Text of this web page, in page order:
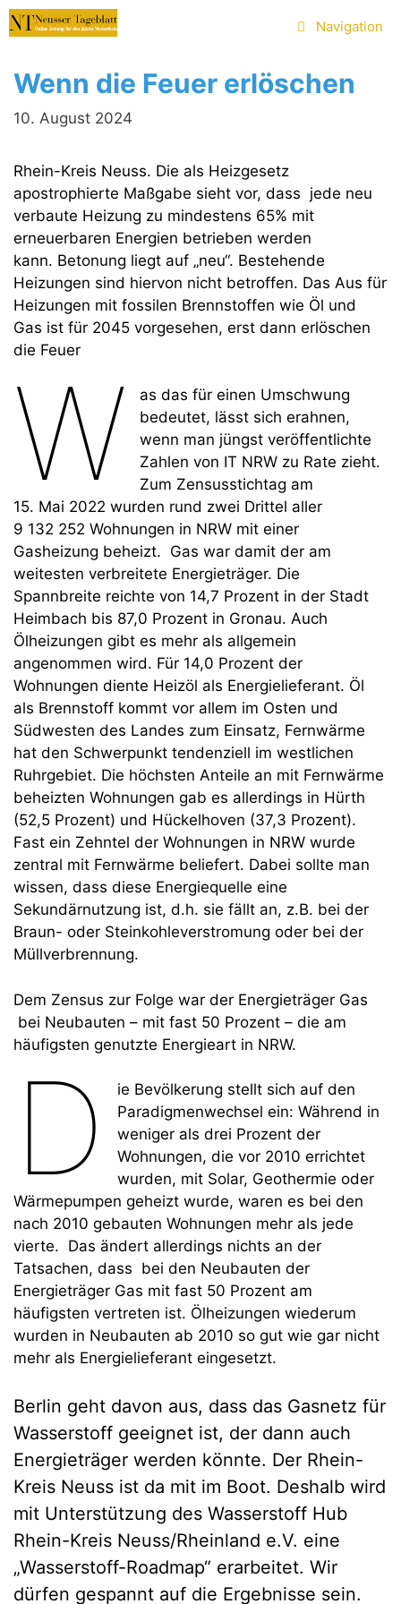
Zum
Inhalt
Navigation
Wenn die Feuer erlöschen
10. August 2024
Rhein-Kreis Neuss. Die als Heizgesetz
apostrophierte Maßgabe sieht vor, dass jede neu
verbaute Heizung zu mindestens 65% mit
erneuerbaren Energien betrieben werden
kann. Betonung liegt auf „neu“. Bestehende
Heizungen sind hiervon nicht betroffen. Das Aus für
Heizungen mit fossilen Brennstoffen wie Öl und
Gas ist für 2045 vorgesehen, erst dann erlöschen
die Feuer
W
as das für einen Umschwung
bedeutet, lässt sich erahnen,
wenn man jüngst veröffentlichte
Zahlen von IT NRW zu Rate zieht.
Zum Zensusstichtag am
15. Mai 2022 wurden rund zwei Drittel aller
9 132 252 Wohnungen in NRW mit einer
Gasheizung beheizt. Gas war damit der am
weitesten verbreitete Energieträger. Die
Spannbreite reichte von 14,7 Prozent in der Stadt
Heimbach bis 87,0 Prozent in Gronau. Auch
Ölheizungen gibt es mehr als allgemein
angenommen wird. Für 14,0 Prozent der
Wohnungen diente Heizöl als Energielieferant. Öl
als Brennstoff kommt vor allem im Osten und
Südwesten des Landes zum Einsatz, Fernwärme
hat den Schwerpunkt tendenziell im westlichen
Ruhrgebiet. Die höchsten Anteile an mit Fernwärme
beheizten Wohnungen gab es allerdings in Hürth
(52,5 Prozent) und Hückelhoven (37,3 Prozent).
Fast ein Zehntel der Wohnungen in NRW wurde
zentral mit Fernwärme beliefert. Dabei sollte man
wissen, dass diese Energiequelle eine
Sekundärnutzung ist, d.h. sie fällt an, z.B. bei der
Braun- oder Steinkohleverstromung oder bei der
Müllverbrennung.
Dem Zensus zur Folge war der Energieträger Gas
bei Neubauten – mit fast 50 Prozent – die am
häufigsten genutzte Energieart in NRW.
D
ie Bevölkerung stellt sich auf den
Paradigmenwechsel ein: Während in
weniger als drei Prozent der
Wohnungen, die vor 2010 errichtet
wurden, mit Solar, Geothermie oder
Wärmepumpen geheizt wurde, waren es bei den
nach 2010 gebauten Wohnungen mehr als jede
vierte. Das ändert allerdings nichts an der
Tatsachen, dass bei den Neubauten der
Energieträger Gas mit fast 50 Prozent am
häufigsten vertreten ist. Ölheizungen wiederum
wurden in Neubauten ab 2010 so gut wie gar nicht
mehr als Energielieferant eingesetzt.
Berlin geht davon aus, dass das Gasnetz für
Wasserstoff geeignet ist, der dann auch
Energieträger werden könnte. Der Rhein-
Kreis Neuss ist da mit im Boot. Deshalb wird
mit Unterstützung des Wasserstoff Hub
Rhein-Kreis Neuss/Rheinland e.V. eine
„Wasserstoff-Roadmap“ erarbeitet. Wir
dürfen gespannt auf die Ergebnisse sein.